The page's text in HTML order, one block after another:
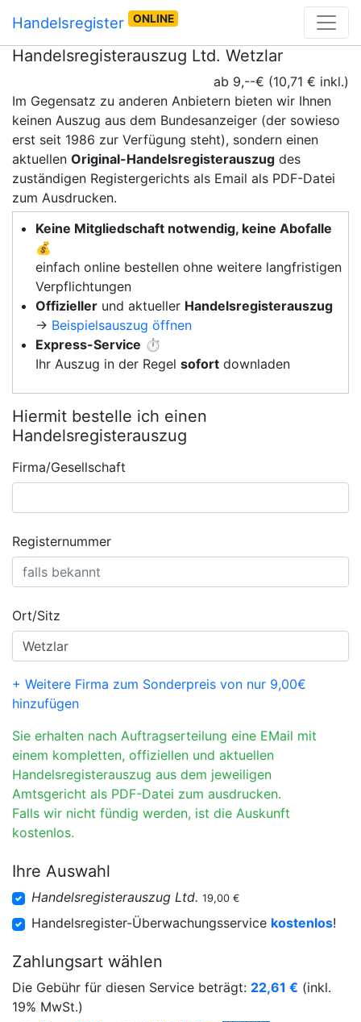
Handelsregister ONLINE
Handelsregisterauszug Ltd. Wetzlar
ab 9,--€ (10,71 € inkl.)
Im Gegensatz zu anderen Anbietern bieten wir Ihnen
keinen Auszug aus dem Bundesanzeiger (der sowieso
erst seit 1986 zur Verfügung steht), sondern einen
aktuellen Original-Handelsregisterauszug des
zuständigen Registergerichts als Email als PDF-Datei
zum Ausdrucken.
Keine Mitgliedschaft notwendig, keine Abofalle
💰
einfach online bestellen ohne weitere langfristigen
Verpflichtungen
Offizieller und aktueller Handelsregisterauszug
→ Beispielsauszug öffnen
Express-Service ⏱️
Ihr Auszug in der Regel sofort downladen
Hiermit bestelle ich einen
Handelsregisterauszug
Firma/Gesellschaft
Registernummer
Ort/Sitz
+ Weitere Firma zum Sonderpreis von nur 9,00€
hinzufügen
Sie erhalten nach Auftragserteilung eine EMail mit
einem kompletten, offiziellen und aktuellen
Handelsregisterauszug aus dem jeweiligen
Amtsgericht als PDF-Datei zum ausdrucken.
Falls wir nicht fündig werden, ist die Auskunft
kostenlos.
Ihre Auswahl
Handelsregisterauszug Ltd. 19,00 €
Handelsregister-Überwachungsservice kostenlos!
Zahlungsart wählen
Die Gebühr für diesen Service beträgt: 22,61 € (inkl.
19% MwSt.)